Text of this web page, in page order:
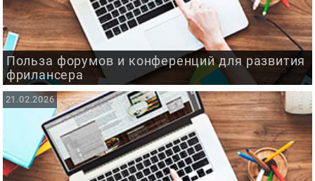
Польза форумов и конференций для развития
фрилансера
21.02.2026